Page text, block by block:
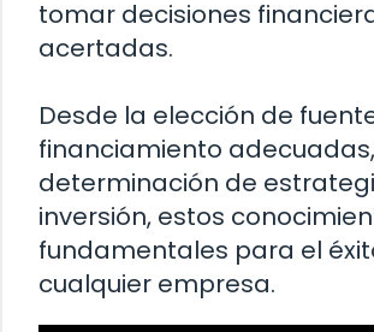
tomar decisiones
acertadas.
Desde la elección de
financiamiento
determinación de
inversión, estos
fundamentales para el
cualquier empresa.